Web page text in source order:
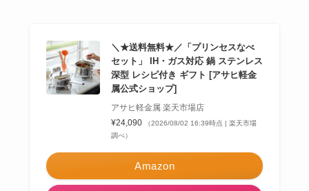
＼★送料無料★／「プリンセスなべ
セット」 IH・ガス対応 鍋 ステンレス
深型 レシピ付き ギフト [アサヒ軽金
属公式ショップ]
アサヒ軽金属 楽天市場店
¥24,090
（2026/08/02 16:39時点 | 楽天市場
調べ）
Amazon